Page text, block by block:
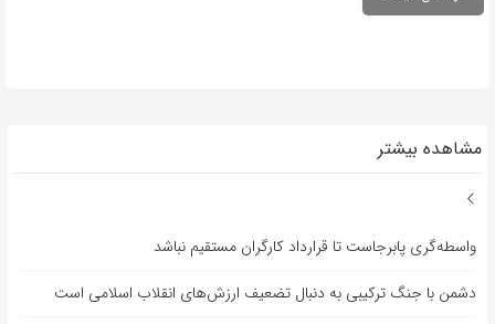
مشاهده بیشتر
واسطه‌گری پابرجاست تا قرارداد کارگران مستقیم نباشد
دشمن با جنگ ترکیبی به دنبال تضعیف ارزش‌های انقلاب اسلامی است